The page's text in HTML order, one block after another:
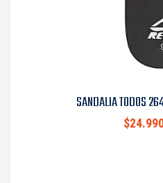
SANDALIA TODOS